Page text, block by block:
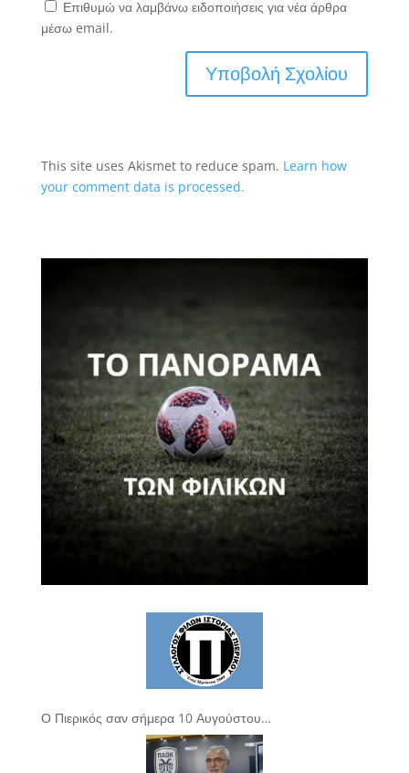
Επιθυμώ να λαμβάνω ειδοποιήσεις για νέα άρθρα
μέσω email.
This site uses Akismet to reduce spam. Learn how
your comment data is processed.
Ο Πιερικός σαν σήμερα 10 Αυγούστου…